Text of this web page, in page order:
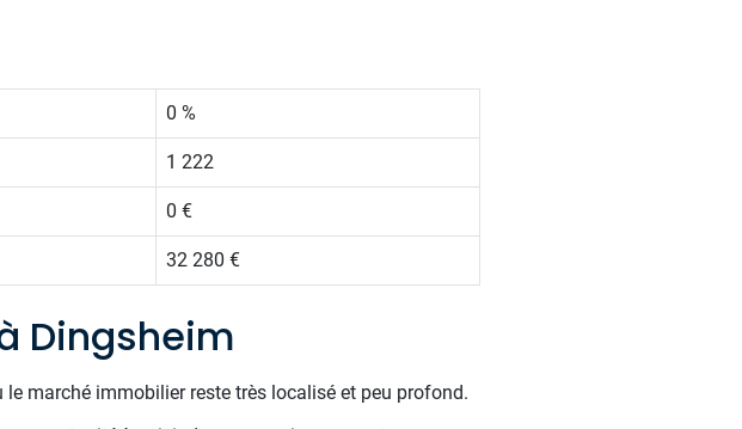
0 %
1 222
0 €
32 280 €
Dingsheim
marché immobilier reste très localisé et peu profond.